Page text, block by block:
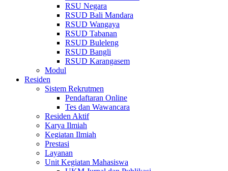
RSU Negara
RSUD Bali Mandara
RSUD Wangaya
RSUD Tabanan
RSUD Buleleng
RSUD Bangli
RSUD Karangasem
Modul
Residen
Sistem Rekrutmen
Pendaftaran Online
Tes dan Wawancara
Residen Aktif
Karya Ilmiah
Kegiatan Ilmiah
Prestasi
Layanan
Unit Kegiatan Mahasiswa